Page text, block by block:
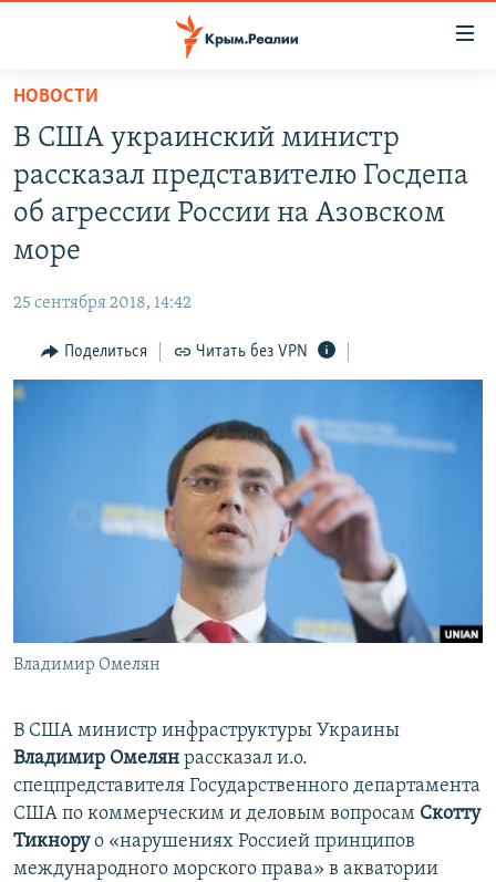
Вернуться
основному
содержанию
Вернутся
главной
Вернутся
поиску
СПЕЦПРОЕКТЫ
ГРУЗ 200
ВОДА
ИНТЕРАКТИВ
ИНФОГРАФИКА
СОВЕТЫ ПРАВОЗАЩИТНИКОВ
ПРОПАВШИЕ БЕЗ ВЕСТИ
ПОБЕДИТЕЛЕЙ НЕ СУДЯТ?
КРЫМ.НЕПОКОРЕННЫЙ
УКРАИНСКАЯ ПРОБЛЕМА КРЫМА
РАДІО СВОБОДА
КАК ОБОЙТИ БЛОКИРОВКУ
ПРИСОЕДИНЯЙТЕСЬ!
Все сайты RFE/RL
НОВОСТИ
В США украинский министр
рассказал представителю Госдепа
об агрессии России на Азовском
море
25 сентября 2018, 14:42
Поделиться Читать без VPN
Владимир Омелян
В США министр инфраструктуры Украины
Владимир Омелян рассказал и.о.
спецпредставителя Государственного департамента
США по коммерческим и деловым вопросам Скотту
Тикноруо «нарушениях Россией принципов
международного морского права» в акватории